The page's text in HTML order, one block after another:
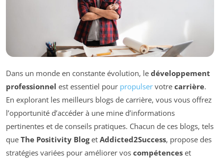
Dans un monde en constante évolution, le développement
professionnel est essentiel pour propulser votre carrière.
En explorant les meilleurs blogs de carrière, vous vous offrez
l’opportunité d’accéder à une mine d’informations
pertinentes et de conseils pratiques. Chacun de ces blogs, tels
que The Positivity Bloget Addicted2Success, propose des
stratégies variées pour améliorer vos compétences et